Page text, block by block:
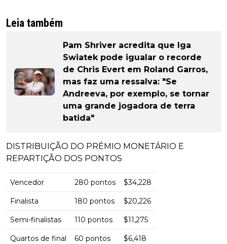
Leia também
Pam Shriver acredita que Iga
Swiatek pode igualar o recorde
de Chris Evert em Roland Garros,
mas faz uma ressalva: "Se
Andreeva, por exemplo, se tornar
uma grande jogadora de terra
batida"
DISTRIBUIÇÃO DO PRÉMIO MONETÁRIO E
REPARTIÇÃO DOS PONTOS
Vencedor 280 pontos $34,228
Finalista 180 pontos $20,226
Semi-finalistas 110 pontos $11,275
Quartos de final 60 pontos $6,418